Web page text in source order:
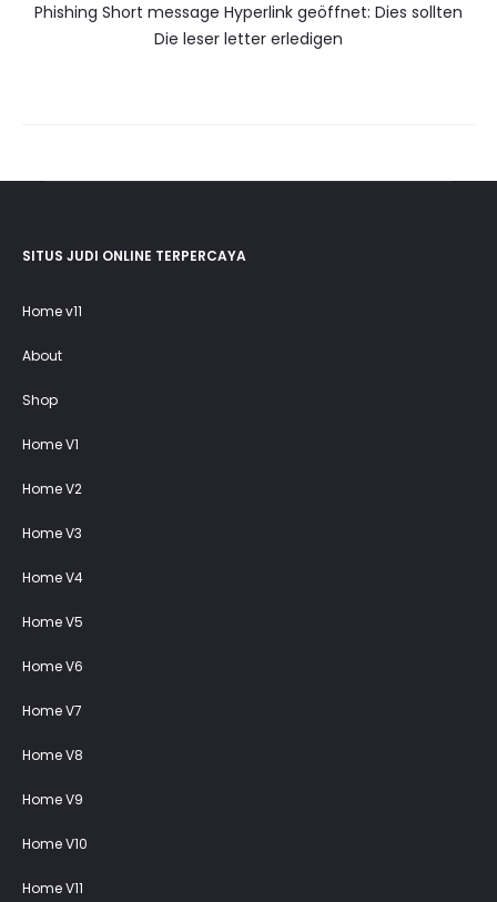
Phishing Short message Hyperlink geöffnet: Dies sollten
Die leser letter erledigen
SITUS JUDI ONLINE TERPERCAYA
Home v11
About
Shop
Home V1
Home V2
Home V3
Home V4
Home V5
Home V6
Home V7
Home V8
Home V9
Home V10
Home V11